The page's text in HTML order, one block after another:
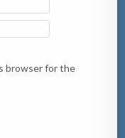
browser for the